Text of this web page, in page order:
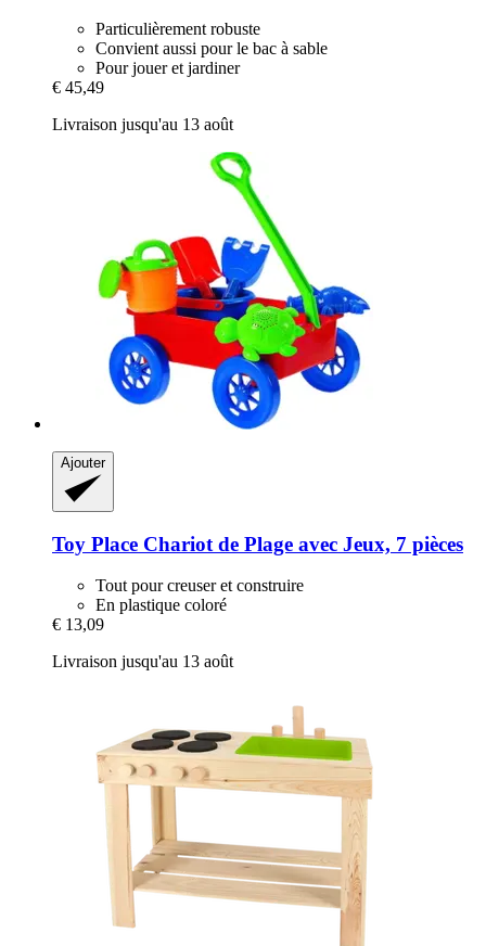
Particulièrement robuste
Convient aussi pour le bac à sable
Pour jouer et jardiner
€ 45,49
Livraison jusqu'au 13 août
Ajouter
Toy Place Chariot de Plage avec Jeux, 7 pièces
Tout pour creuser et construire
En plastique coloré
€ 13,09
Livraison jusqu'au 13 août